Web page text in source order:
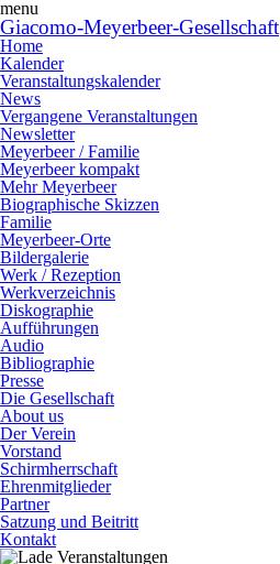
menu
Giacomo-Meyerbeer-Gesellschaft
Home
Kalender
Veranstaltungskalender
News
Vergangene Veranstaltungen
Newsletter
Meyerbeer / Familie
Meyerbeer kompakt
Mehr Meyerbeer
Biographische Skizzen
Familie
Meyerbeer-Orte
Bildergalerie
Werk / Rezeption
Werkverzeichnis
Diskographie
Aufführungen
Audio
Bibliographie
Presse
Die Gesellschaft
About us
Der Verein
Vorstand
Schirmherrschaft
Ehrenmitglieder
Partner
Satzung und Beitritt
Kontakt